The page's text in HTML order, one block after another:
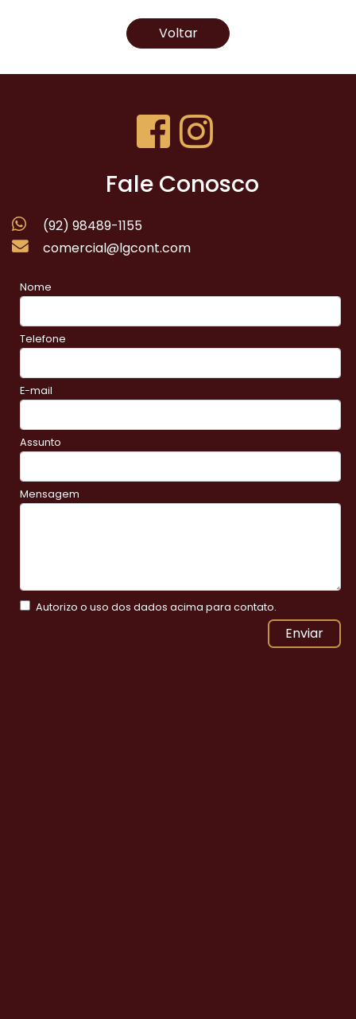
Voltar
Fale Conosco
(92) 98489-1155
comercial@lgcont.com
Nome
Telefone
E-mail
Assunto
Mensagem
Autorizo o uso dos dados acima para contato.
Enviar